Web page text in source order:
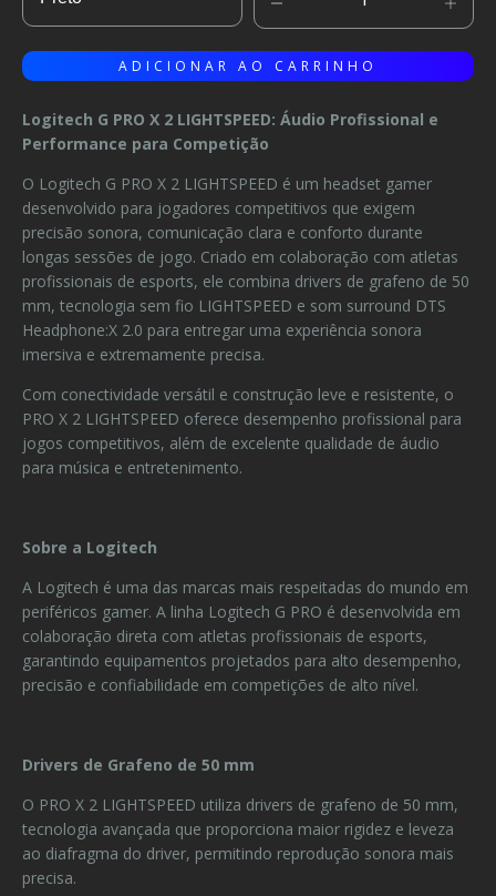
Logitech G PRO X 2 LIGHTSPEED: Áudio Profissional e
Performance para Competição
O Logitech G PRO X 2 LIGHTSPEED é um headset gamer
desenvolvido para jogadores competitivos que exigem
precisão sonora, comunicação clara e conforto durante
longas sessões de jogo. Criado em colaboração com atletas
profissionais de esports, ele combina drivers de grafeno de 50
mm, tecnologia sem fio LIGHTSPEED e som surround DTS
Headphone:X 2.0 para entregar uma experiência sonora
imersiva e extremamente precisa.
Com conectividade versátil e construção leve e resistente, o
PRO X 2 LIGHTSPEED oferece desempenho profissional para
jogos competitivos, além de excelente qualidade de áudio
para música e entretenimento.
Sobre a Logitech
A Logitech é uma das marcas mais respeitadas do mundo em
periféricos gamer. A linha Logitech G PRO é desenvolvida em
colaboração direta com atletas profissionais de esports,
garantindo equipamentos projetados para alto desempenho,
precisão e confiabilidade em competições de alto nível.
Drivers de Grafeno de 50 mm
O PRO X 2 LIGHTSPEED utiliza drivers de grafeno de 50 mm,
tecnologia avançada que proporciona maior rigidez e leveza
ao diafragma do driver, permitindo reprodução sonora mais
precisa.